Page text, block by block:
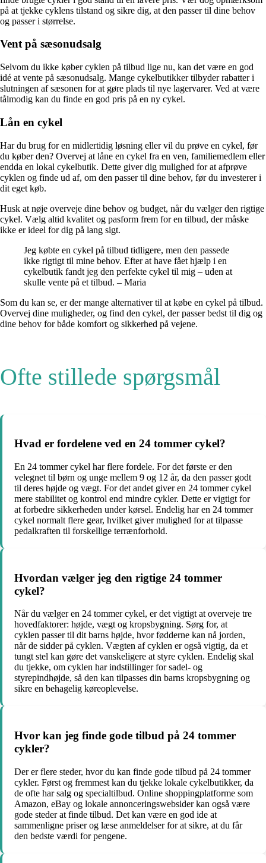
på at tjekke cyklens tilstand og sikre dig, at den passer til dine behov
og passer i størrelse.
Vent på sæsonudsalg
Selvom du ikke køber cyklen på tilbud lige nu, kan det være en god
idé at vente på sæsonudsalg. Mange cykelbutikker tilbyder rabatter i
slutningen af sæsonen for at gøre plads til nye lagervarer. Ved at være
tålmodig kan du finde en god pris på en ny cykel.
Lån en cykel
Har du brug for en midlertidig løsning eller vil du prøve en cykel, før
du køber den? Overvej at låne en cykel fra en ven, familiemedlem eller
endda en lokal cykelbutik. Dette giver dig mulighed for at afprøve
cyklen og finde ud af, om den passer til dine behov, før du investerer i
dit eget køb.
Husk at nøje overveje dine behov og budget, når du vælger den rigtige
cykel. Vælg altid kvalitet og pasform frem for en tilbud, der måske
ikke er ideel for dig på lang sigt.
Jeg købte en cykel på tilbud tidligere, men den passede
ikke rigtigt til mine behov. Efter at have fået hjælp i en
cykelbutik fandt jeg den perfekte cykel til mig – uden at
skulle vente på et tilbud. – Maria
Som du kan se, er der mange alternativer til at købe en cykel på tilbud.
Overvej dine muligheder, og find den cykel, der passer bedst til dig og
dine behov for både komfort og sikkerhed på vejene.
Ofte stillede spørgsmål
Hvad er fordelene ved en 24 tommer cykel?
En 24 tommer cykel har flere fordele. For det første er den
velegnet til børn og unge mellem 9 og 12 år, da den passer godt
til deres højde og vægt. For det andet giver en 24 tommer cykel
mere stabilitet og kontrol end mindre cykler. Dette er vigtigt for
at forbedre sikkerheden under kørsel. Endelig har en 24 tommer
cykel normalt flere gear, hvilket giver mulighed for at tilpasse
pedalkraften til forskellige terrænforhold.
Hvordan vælger jeg den rigtige 24 tommer
cykel?
Når du vælger en 24 tommer cykel, er det vigtigt at overveje tre
hovedfaktorer: højde, vægt og kropsbygning. Sørg for, at
cyklen passer til dit barns højde, hvor fødderne kan nå jorden,
når de sidder på cyklen. Vægten af cyklen er også vigtig, da et
tungt stel kan gøre det vanskeligere at styre cyklen. Endelig skal
du tjekke, om cyklen har indstillinger for sadel- og
styrepindhøjde, så den kan tilpasses din barns kropsbygning og
sikre en behagelig køreoplevelse.
Hvor kan jeg finde gode tilbud på 24 tommer
cykler?
Der er flere steder, hvor du kan finde gode tilbud på 24 tommer
cykler. Først og fremmest kan du tjekke lokale cykelbutikker, da
de ofte har salg og specialtilbud. Online shoppingplatforme som
Amazon, eBay og lokale annonceringswebsider kan også være
gode steder at finde tilbud. Det kan være en god ide at
sammenligne priser og læse anmeldelser for at sikre, at du får
den bedste værdi for pengene.